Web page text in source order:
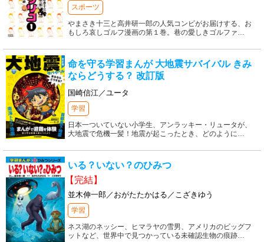
スポーツ
やまさき十三と高井研一郎の人気コンビがお届けする、お
もしろ哀しゴルフ漫画の第１巻。巷の愛しきゴルファ…
命を守る学習まんが 大地震サバイバル きみ
ならどうする？ 改訂版
国崎信江／ユータ
学習
日本一ついていない小学生、アンラッキー・リュータが、
大地震で危機一髪！地震が起こったとき、どのように…
いる？いない？のひみつ
【完結】
並木伸一郎／おがたたかはる／こざきゆう
学習
ネス湖のネッシー、ヒマラヤの雪男、アメリカのビッグフ
ットなど、世界中で見つかっている未確認生物の痕跡…